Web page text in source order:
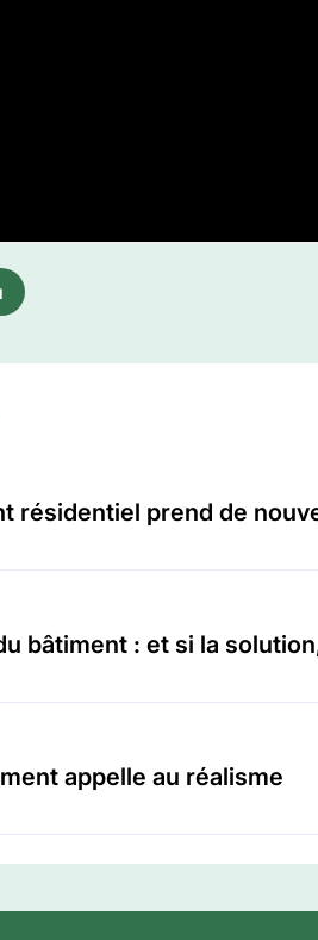
résidentiel prend de
bâtiment : et si la
appelle au réalisme